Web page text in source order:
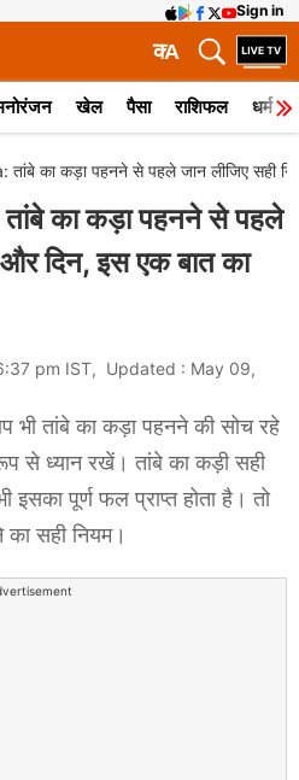
Sign in
A
क
खेल पैसा राशिफल धर्म
का कड़ा पहनने से पहले जान लीजिए सही
का कड़ा पहनने से पहले
दिन, इस एक बात का
pm IST, Updated : May 09,
तांबे का कड़ा पहनने की सोच रहे
से ध्यान रखें। तांबे का कड़ी सही
इसका पूर्ण फल प्राप्त होता है। तो
का सही नियम।